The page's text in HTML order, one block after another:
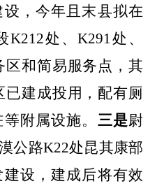
，今年且末县拟在
K212处、 K291处、
区和简易服务点，其
已建成投用，配有厕
附属设施。 三是尉
公路K22处昆其康部
设，建成后将有效